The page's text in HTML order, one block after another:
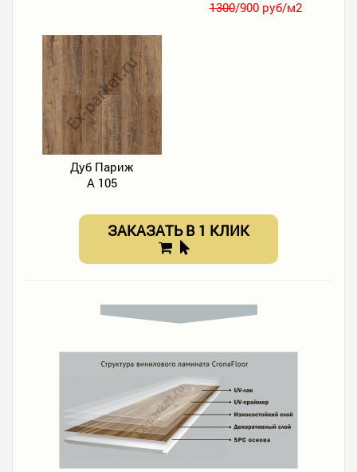
1300/900 руб/м2
Дуб Париж
А 105
ЗАКАЗАТЬ В 1 КЛИК